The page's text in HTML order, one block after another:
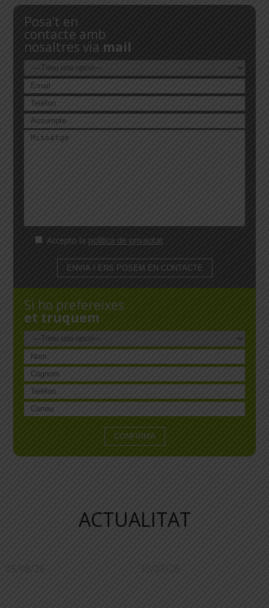
Posa’t en
contacte amb
nosaltres via mail
Accepto la política de privacitat
Si ho prefereixes
et truquem
ACTUALITAT
05/08/26 30/07/26